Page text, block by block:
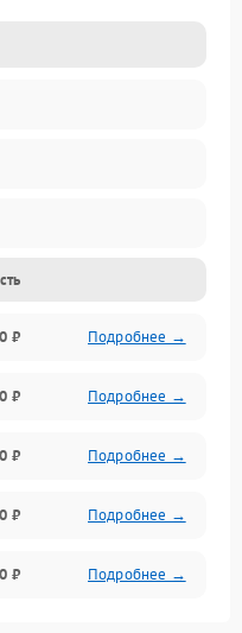
₽ Подробнее →
₽ Подробнее →
₽ Подробнее →
₽ Подробнее →
₽ Подробнее →